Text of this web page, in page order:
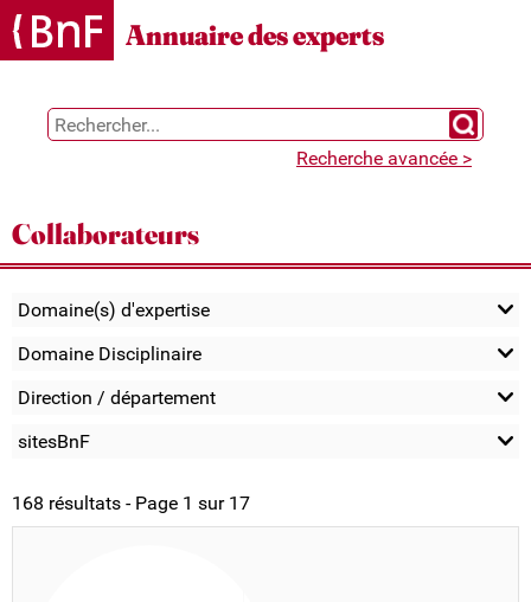
Gestion des cookies
Annuaire des experts
Chercher
Recherche avancée >
Collaborateurs
Domaine(s) d'expertise
Domaine Disciplinaire
Direction / département
sitesBnF
168 résultats - Page 1 sur 17